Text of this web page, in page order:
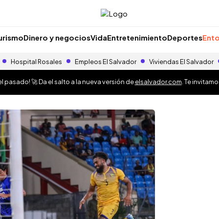
Dinero y negociosVidaEntretenimientoDeportes
Hospital Rosales Empleos El Salvador Viviendas El Salvador
pasado! 🚀 Da el salto a la nueva versión deelsalvador.com . Te